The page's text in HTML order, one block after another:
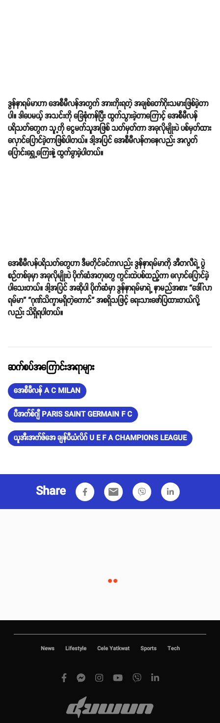
ဒွန်နာရမ်မာဟာ အေစီမီလန်အတွက် အားကိုးရတဲ့ အချစ်တော်​ဂိုးသမားဖြစ်ခဲ့တာ
ပါ။ ဒါပေမယ့် အသင်းကို ခြေစုံကန်ပြီး ထွက်သွားခဲ့တာကြောင့် အေစီမီလန်
ပရိသတ်တွေက သူ့ကို ငွေမက်သူအဖြစ် သတ်မှတ်ကာ အခုလိုမျိုးပဲ ပစ်မှတ်ထား
လှောင်ပြောင်ခဲ့တာဖြစ်ပါတယ်။ ဒါ့အပြင် အေစီမီလန်ကနေလည်း အလွတ်
ပြောင်းရွှေ့ကြေးနဲ့ ထွက်ခွာခဲ့ပါတယ်။
အေစီမီလန်ပရိသတ်တွေဟာ ဒီမတိုင်ခင်ကလည်း ဒွန်နာရမ်မာကို အီတလီရဲ့ ပွဲ
စဉ်တစ်ခုမှာ အခုလိုမျိုးပဲ ပိုက်ဆံအတုတွေ ကွင်းထဲပစ်ထည့်ကာ လှောင်ပြောင်ခဲ့
ပါသေးတယ်။ ဒါ့အပြင် အဆိုပါ ပိုက်ဆံမှာ ဒွန်နာရမ်မာရဲ့ နာမည်အစား “ဒေါ်လာ
ရမ်မာ” “ဂုဏ်သိက္ခာမရှိတဲ့ကောင်” အစရှိသဖြင့် ရေးသားဖော်ပြထားတယ်လို့
လည်း သိရှိရပါတယ်။
ဆက်စပ်အကြောင်းအရာများ
အေစီမီလန် A C MILAN
ပီအက်စ်ဂျီ PARIS SAINT GERMAIN F C
ယူအီးအက်ဖ်အေ ချန်ပီယံလိဂ် U E F A CHAMPIONS LEAGUE
Share email
News Lifestyle Cele Yatkwat Sports Tech